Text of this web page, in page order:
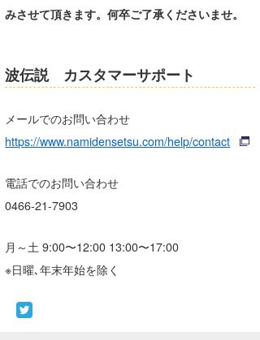
みさせて頂きます。何卒ご了承くださいませ。
波伝説 カスタマーサポート
メールでのお問い合わせ
https://www.namidensetsu.com/help/contact
電話でのお問い合わせ
0466-21-7903
月～土 9:00〜12:00 13:00〜17:00
※日曜､年末年始を除く
Naoya Kimoto
Yasunari Inoue
Yoshiyuki Obata
arukasvision
DELTA FORCE SURF
熊谷素子
メディア
Colors MAGAZINE
WAVAL
福島寿実子
中浦“JET”章
嵯峨明日香
進士剛光
植村未来
波伝説スタッフ
☆加藤
+☆maki☆+
Aichan
ECE
波伝説